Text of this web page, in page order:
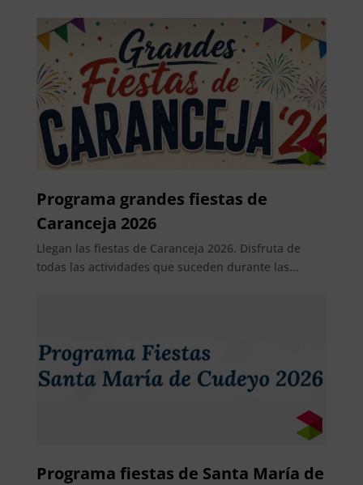
Programa grandes fiestas de
Caranceja 2026
Llegan las fiestas de Caranceja 2026. Disfruta de
todas las actividades que suceden durante las...
Programa fiestas de Santa María de